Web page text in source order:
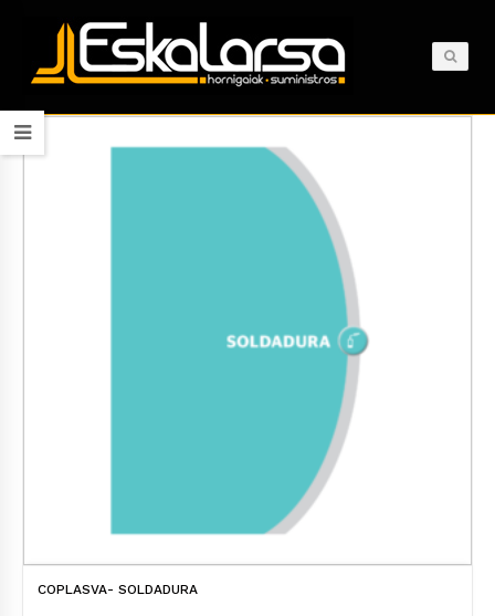
COPLASVA- SOLDADURA